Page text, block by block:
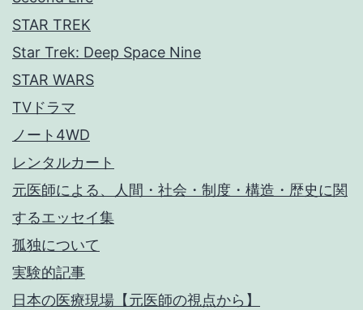
STAR TREK
Star Trek: Deep Space Nine
STAR WARS
TVドラマ
ノート4WD
レンタルカート
元医師による、人間・社会・制度・構造・歴史に関
するエッセイ集
孤独について
実験的記事
日本の医療現場【元医師の視点から】